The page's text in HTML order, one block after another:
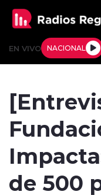
EN VIVO NACIONAL
Deportes
de 500